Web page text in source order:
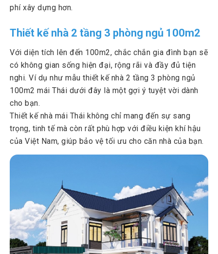
phí xây dựng hơn.
Thiết kế nhà 2 tầng 3 phòng ngủ 100m2
Với diện tích lên đến 100m2, chắc chắn gia đình bạn sẽ
có không gian sống hiện đại, rộng rãi và đầy đủ tiện
nghi. Ví dụ như mẫu thiết kế nhà 2 tầng 3 phòng ngủ
100m2 mái Thái dưới đây là một gợi ý tuyệt vời dành
cho bạn.
Thiết kế nhà mái Thái không chỉ mang đến sự sang
trọng, tinh tế mà còn rất phù hợp với điều kiện khí hậu
của Việt Nam, giúp bảo vệ tối ưu cho căn nhà của bạn.